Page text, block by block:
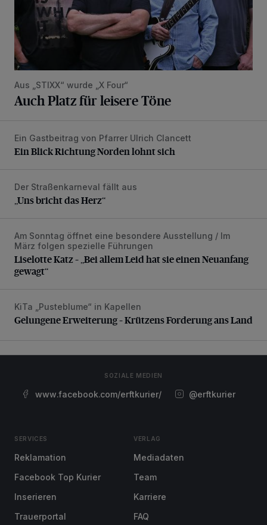
Aus „STIXX“ wurde „X Four“
Auch Platz für leisere Töne
Ein Blick Richtung Norden lohnt sich
Ein Gastbeitrag von Pfarrer Ulrich Clancett
Ein Blick Richtung Norden lohnt sich
„Uns bricht das Herz“
Der Straßenkarneval fällt aus
„Uns bricht das Herz“
Liselotte Katz – „Bei allem Leid hat sie einen Neuanfang
Am Sonntag öffnet eine besondere Ausstellung / Im
März folgen spezielle Führungen
Liselotte Katz – „Bei allem Leid hat sie einen Neuanfang
gewagt“
Gelungene Erweiterung – Krützens Forderung ans Land
KiTa „Pusteblume“ in Kapellen
Gelungene Erweiterung – Krützens Forderung ans Land
SOZIALE MEDIEN
www.facebook.com/erftkurier/ @erftkurier
SERVICES
Reklamation
Facebook Top Kurier
Inserieren
Trauerportal
VERLAG
Mediadaten
Team
Karriere
FAQ